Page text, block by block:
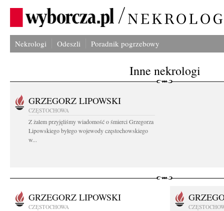
Nekrologi Odeszli Poradnik pogrzebowy
Inne nekrologi
GRZEGORZ LIPOWSKI
CZĘSTOCHOWA
Z żalem przyjęliśmy wiadomość o śmierci Grzegorza
Lipowskiego byłego wojewody częstochowskiego
w...
GRZEGORZ LIPOWSKI
CZĘSTOCHOWA